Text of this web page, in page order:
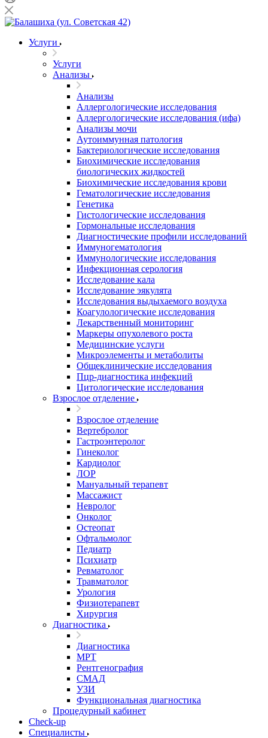
Услуги
Услуги
Анализы
Анализы
Аллергологические исследования
Аллергологические исследования (ифа)
Анализы мочи
Аутоиммунная патология
Бактериологические исследования
Биохимические исследования
биологических жидкостей
Биохимические исследования крови
Гематологические исследования
Генетика
Гистологические исследования
Гормональные исследования
Диагностические профили исследований
Иммуногематология
Иммунологические исследования
Инфекционная серология
Исследование кала
Исследование эякулята
Исследования выдыхаемого воздуха
Коагулологические исследования
Лекарственный мониторинг
Маркеры опухолевого роста
Медицинские услуги
Микроэлементы и метаболиты
Общеклинические исследования
Пцр-диагностика инфекций
Цитологические исследования
Взрослое отделение
Взрослое отделение
Вертебролог
Гастроэнтеролог
Гинеколог
Кардиолог
ЛОР
Мануальный терапевт
Массажист
Невролог
Онколог
Остеопат
Офтальмолог
Педиатр
Психиатр
Ревматолог
Травматолог
Урология
Физиотерапевт
Хирургия
Диагностика
Диагностика
МРТ
Рентгенография
СМАД
УЗИ
Функциональная диагностика
Процедурный кабинет
Cheсk-up
Специалисты